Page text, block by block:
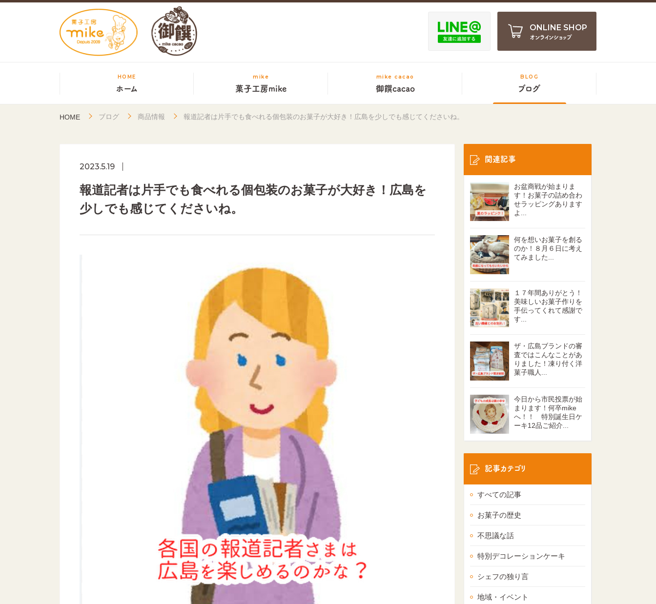
ONLINE SHOP
オンラインショップ
HOME
ホーム
mike
菓子工房mike
mike cacao
御饌cacao
BLOG
ブログ
HOME ブログ 商品情報 報道記者は片手でも食べれる個包装のお菓子が大好き！広島を少しでも感じてくださいね。
2023.5.19
報道記者は片手でも食べれる個包装のお菓子が大好き！広島を
少しでも感じてくださいね。
関連記事
お盆商戦が始まりま
す！お菓子の詰め合わ
せラッピングあります
よ...
何を想いお菓子を創る
のか！８月６日に考え
てみました...
１７年間ありがとう！
美味しいお菓子作りを
手伝ってくれて感謝で
す...
ザ・広島ブランドの審
査ではこんなことがあ
りました！凍り付く洋
菓子職人...
今日から市民投票が始
まります！何卒mike
へ！！ 特別誕生日ケ
ーキ12品ご紹介...
記事カテゴリ
すべての記事
お菓子の歴史
不思議な話
特別デコレーションケーキ
シェフの独り言
地域・イベント